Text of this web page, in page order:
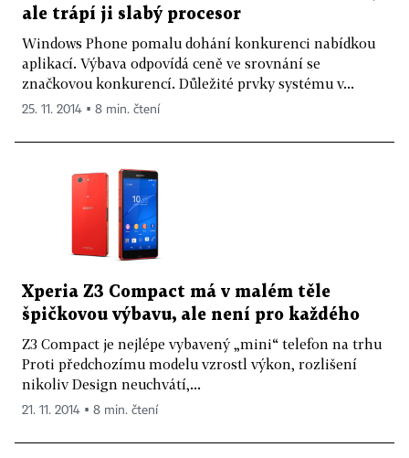
ale trápí ji slabý procesor
Windows Phone pomalu dohání konkurenci nabídkou
aplikací. Výbava odpovídá ceně ve srovnání se
značkovou konkurencí. Důležité prvky systému v...
25. 11. 2014 ▪ 8 min. čtení
Xperia Z3 Compact má v malém těle
špičkovou výbavu, ale není pro každého
Z3 Compact je nejlépe vybavený „mini“ telefon na trhu
Proti předchozímu modelu vzrostl výkon, rozlišení
nikoliv Design neuchvátí,...
21. 11. 2014 ▪ 8 min. čtení